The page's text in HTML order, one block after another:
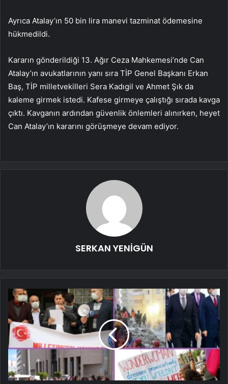
Ayrıca Atalay’ın 50 bin lira manevi tazminat ödemesine
hükmedildi.
Kararın gönderildiği 13. Ağır Ceza Mahkemesi’nde Can
Atalay’ın avukatlarının yanı sıra TİP Genel Başkanı Erkan
Baş, TİP milletvekilleri Sera Kadıgil ve Ahmet Şık da
kaleme girmek istedi. Kafese girmeye çalıştığı sırada kavga
çıktı. Kavganın ardından güvenlik önlemleri alınırken, heyet
Can Atalay’ın kararını görüşmeye devam ediyor.
SERKAN YENİGÜN